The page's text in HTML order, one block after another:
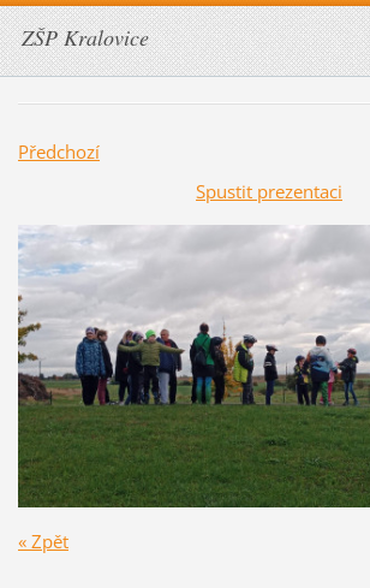
ZŠP Kralovice
Předchozí
Spustit prezentaci
« Zpět